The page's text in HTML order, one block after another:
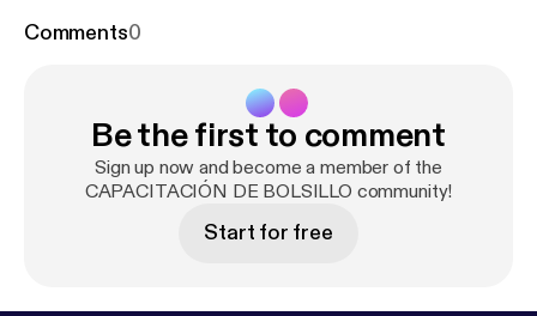
alcanzar tus objetivos (Comprar un auto, crecer tu
Comments0
Be the first to comment
Sign up now and become a member of the
CAPACITACIÓN DE BOLSILLO community!
Start for free